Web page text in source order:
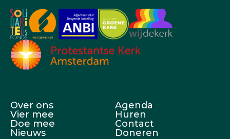
Over ons
Vier mee
Doe mee
Nieuws
Agenda
Huren
Contact
Doneren